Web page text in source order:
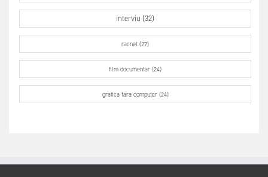
interviu (32)
racnet (27)
film documentar (24)
grafica fara computer (24)